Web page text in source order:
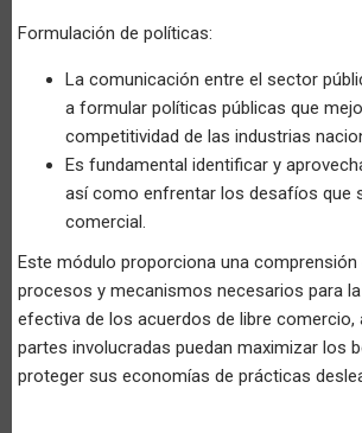
Formulación de políticas:
La comunicación entre el sector
a formular políticas públicas que
competitividad de las industrias
Es fundamental identificar y
así como enfrentar los desafíos que
comercial.
Este módulo proporciona una comprensión
procesos y mecanismos necesarios para
efectiva de los acuerdos de libre comercio,
partes involucradas puedan maximizar los
proteger sus economías de prácticas